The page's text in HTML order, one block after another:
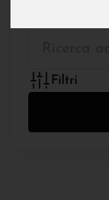
Filtri